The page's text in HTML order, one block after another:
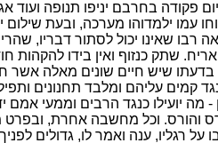
פקודה בחרבם יניפו תנופה ועוד
עמו ילמדוהו מערכה, ובעת שילום
רבו שאינו יכול לסתור דבריו,
שתק כנזוף ואין בידו להקהות
בדעתו שיש חיים שונים מאלה אשר
קמים עליהם ומלבד תחנונים
מה יועילו כנגד הרבים וממעי אמם
והורס. וכל מחשבה אחרת,
רגליו, ענה ואמר לו, גדולים